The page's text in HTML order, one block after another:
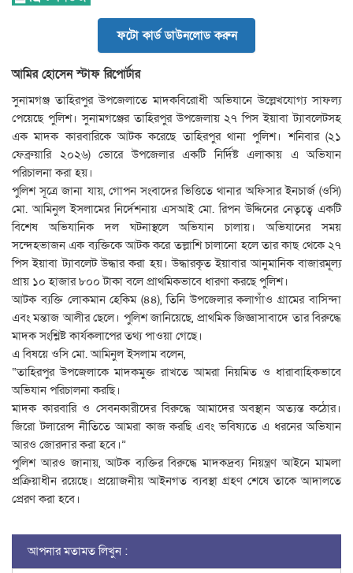
ফটো কার্ড ডাউনলোড করুন
আমির হোসেন স্টাফ রিপোর্টার
সুনামগঞ্জ তাহিরপুর উপজেলাতে মাদকবিরোধী অভিযানে উল্লেখযোগ্য সাফল্য
পেয়েছে পুলিশ। সুনামগঞ্জের তাহিরপুর উপজেলায় ২৭ পিস ইয়াবা ট্যাবলেটসহ
এক মাদক কারবারিকে আটক করেছে তাহিরপুর থানা পুলিশ। শনিবার (২১
ফেব্রুয়ারি ২০২৬) ভোরে উপজেলার একটি নির্দিষ্ট এলাকায় এ অভিযান
পরিচালনা করা হয়।
পুলিশ সূত্রে জানা যায়, গোপন সংবাদের ভিত্তিতে থানার অফিসার ইনচার্জ (ওসি)
মো. আমিনুল ইসলামের নির্দেশনায় এসআই মো. রিপন উদ্দিনের নেতৃত্বে একটি
বিশেষ অভিযানিক দল ঘটনাস্থলে অভিযান চালায়। অভিযানের সময়
সন্দেহভাজন এক ব্যক্তিকে আটক করে তল্লাশি চালানো হলে তার কাছ থেকে ২৭
পিস ইয়াবা ট্যাবলেট উদ্ধার করা হয়। উদ্ধারকৃত ইয়াবার আনুমানিক বাজারমূল্য
প্রায় ১০ হাজার ৮০০ টাকা বলে প্রাথমিকভাবে ধারণা করছে পুলিশ।
আটক ব্যক্তি লোকমান হেকিম (৪৪), তিনি উপজেলার কলাগাঁও গ্রামের বাসিন্দা
এবং মন্তাজ আলীর ছেলে। পুলিশ জানিয়েছে, প্রাথমিক জিজ্ঞাসাবাদে তার বিরুদ্ধে
মাদক সংশ্লিষ্ট কার্যকলাপের তথ্য পাওয়া গেছে।
এ বিষয়ে ওসি মো. আমিনুল ইসলাম বলেন,
“তাহিরপুর উপজেলাকে মাদকমুক্ত রাখতে আমরা নিয়মিত ও ধারাবাহিকভাবে
অভিযান পরিচালনা করছি।
মাদক কারবারি ও সেবনকারীদের বিরুদ্ধে আমাদের অবস্থান অত্যন্ত কঠোর।
জিরো টলারেন্স নীতিতে আমরা কাজ করছি এবং ভবিষ্যতে এ ধরনের অভিযান
আরও জোরদার করা হবে।”
পুলিশ আরও জানায়, আটক ব্যক্তির বিরুদ্ধে মাদকদ্রব্য নিয়ন্ত্রণ আইনে মামলা
প্রক্রিয়াধীন রয়েছে। প্রয়োজনীয় আইনগত ব্যবস্থা গ্রহণ শেষে তাকে আদালতে
প্রেরণ করা হবে।
আপনার মতামত লিখুন :